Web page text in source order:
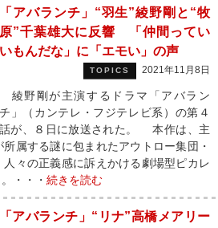
「アバランチ」“羽生”綾野剛と“牧
原”千葉雄大に反響 「仲間ってい
いもんだな」に「エモい」の声
TOPICS 2021年11月8日
綾野剛が主演するドラマ「アバラン
チ」（カンテレ・フジテレビ系）の第４
話が、８日に放送された。 本作は、主
属する謎に包まれたアウトロー集団・
々の正義感に訴えかける劇場型ピカレ
・・・ 続きを読む
「アバランチ」“リナ”高橋メアリー